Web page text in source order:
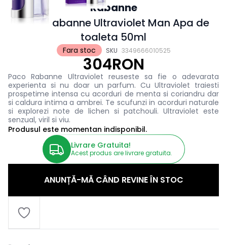
Fara stoc SKU 3349666010525
Rabanne
Paco Rabanne Ultraviolet Man Apa de
toaleta 50ml
304RON
Paco Rabanne Ultraviolet reuseste sa fie o adevarata
experienta si nu doar un parfum. Cu Ultraviolet traiesti
prospetime intensa cu acorduri de menta si coriandru dar
si caldura intima a ambrei. Te scufunzi in acorduri naturale
si explorezi note de lichen si patchouli. Ultraviolet este
senzual, viril si viu.
Produsul este momentan indisponibil.
Livrare Gratuita!
Acest produs are livrare gratuita.
ANUNȚĂ-MĂ CÂND REVINE ÎN STOC